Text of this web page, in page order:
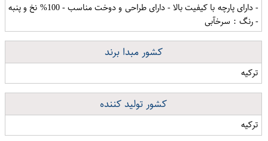
- دارای پارچه با کیفیت بالا - دارای طراحی و دوخت مناسب - 100% نخ و پنبه
- رنگ : سرخآبی
کشور مبدا برند
ترکیه
کشور تولید کننده
ترکیه